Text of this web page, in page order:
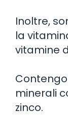
Inoltre,
la
vitamine
minerali
zinco.